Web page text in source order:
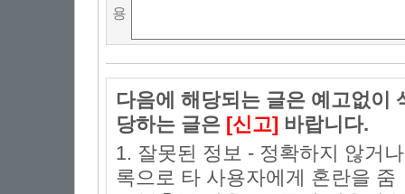
용
다음에 해당되는 글은 예고없이
당하는 글은 [신고] 바랍니다.
1. 잘못된 정보 - 정확하지 않거
록으로 타 사용자에게 혼란을 줌